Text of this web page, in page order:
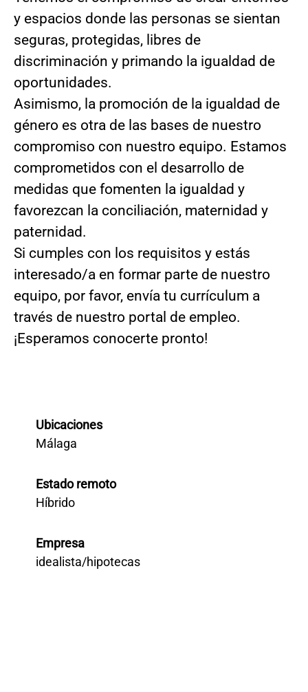
y espacios donde las personas se sientan
seguras, protegidas, libres de
discriminación y primando la igualdad de
oportunidades.
Asimismo, la promoción de la igualdad de
género es otra de las bases de nuestro
compromiso con nuestro equipo. Estamos
comprometidos con el desarrollo de
medidas que fomenten la igualdad y
favorezcan la conciliación, maternidad y
paternidad.
Si cumples con los requisitos y estás
interesado/a en formar parte de nuestro
equipo, por favor, envía tu currículum a
través de nuestro portal de empleo.
¡Esperamos conocerte pronto!
Ubicaciones
Málaga
Estado remoto
Híbrido
Empresa
idealista/hipotecas